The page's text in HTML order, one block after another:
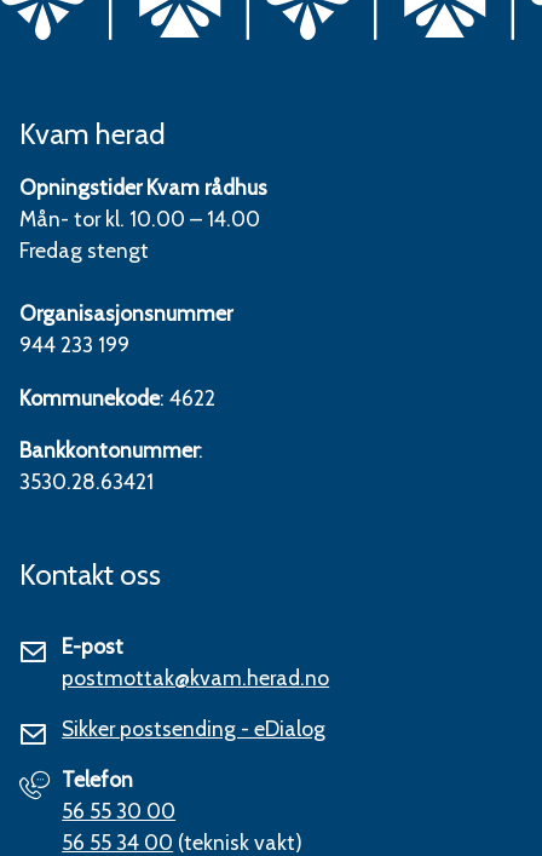
Kvam herad
Opningstider Kvam rådhus
Mån- tor kl. 10.00 – 14.00
Fredag stengt
Organisasjonsnummer
944 233 199
Kommunekode: 4622
Bankkontonummer:
3530.28.63421
Kontakt oss
E-post
postmottak@kvam.herad.no
Sikker postsending - eDialog
Telefon
56 55 30 00
56 55 34 00 (teknisk vakt)